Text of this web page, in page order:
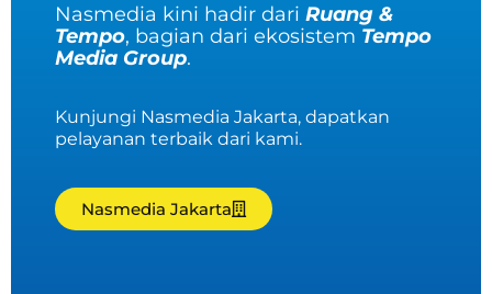
Nasmedia kini hadir dari Ruang &
Tempo, bagian dari ekosistem Tempo
Media Group.
Kunjungi Nasmedia Jakarta, dapatkan
pelayanan terbaik dari kami.
Nasmedia Jakarta